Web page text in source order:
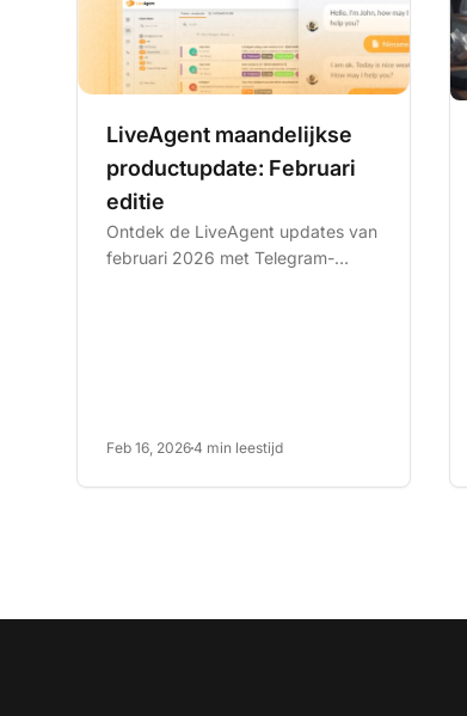
LiveAgent maandelijkse
productupdate: Februari
editie
Ontdek de LiveAgent updates van
februari 2026 met Telegram-
Feb 16, 20264 min leestijd